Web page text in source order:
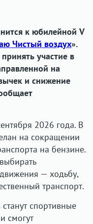
к юбилейной V
Чистый воздух».
участие в
на
и снижение
2026 года. В
на сокращении
на бензине.
— ходьбу,
транспорт.
спортивные
смогут